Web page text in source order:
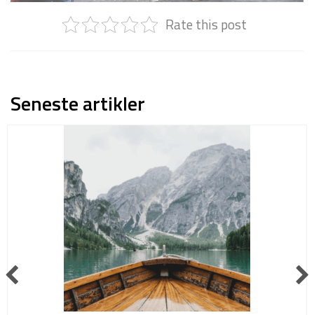
Rate this post
Seneste artikler